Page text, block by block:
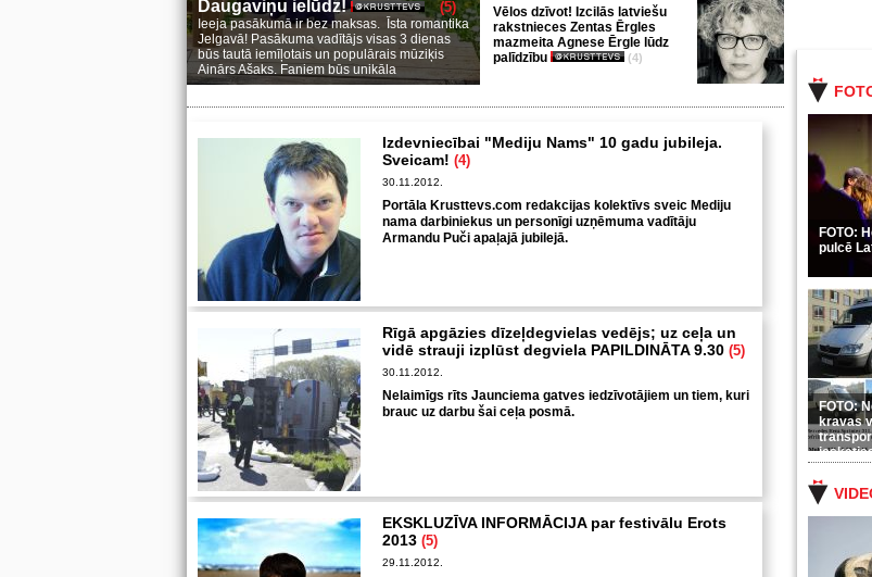
FOTO:
pulcē
FOTO:
kravas
Daugaviņu ielūdz!
(5)
Ieeja pasākumā ir bez maksas. Īsta romantika
Jelgavā! Pasākuma vadītājs visas 3 dienas
būs tautā iemīļotais un populārais mūziķis
Ainārs Ašaks. Faniem būs unikāla
Vēlos dzīvot! Izcilās latviešu
rakstnieces Zentas Ērgles
mazmeita Agnese Ērgle lūdz
palīdzību
(4)
Izdevniecībai "Mediju Nams" 10 gadu jubileja.
Sveicam! (4)
30.11.2012.
Portāla Krusttevs.com redakcijas kolektīvs sveic Mediju
nama darbiniekus un personīgi uzņēmuma vadītāju
Armandu Puči apaļajā jubilejā.
Rīgā apgāzies dīzeļdegvielas vedējs; uz ceļa un
vidē strauji izplūst degviela PAPILDINĀTA 9.30 (5)
30.11.2012.
Nelaimīgs rīts Jaunciema gatves iedzīvotājiem un tiem, kuri
brauc uz darbu šai ceļa posmā.
EKSKLUZĪVA INFORMĀCIJA par festivālu Erots
2013 (5)
29.11.2012.